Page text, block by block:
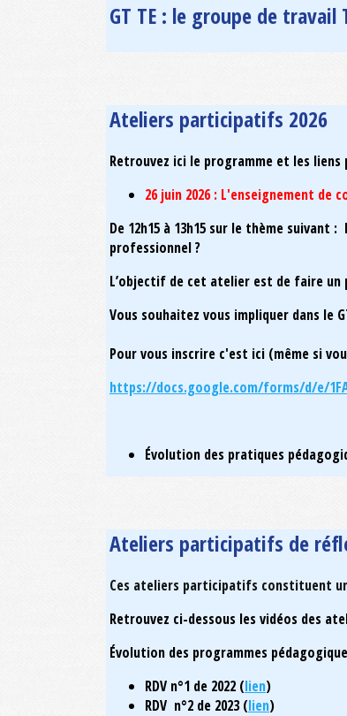
GT TE : le groupe de
Ateliers participatifs 2026
Retrouvez ici le programme et les
26 juin 2026 : L'enseignement
De 12h15 à 13h15 sur le thème
professionnel ?
L’objectif de cet atelier est de faire un
Vous souhaitez vous impliquer dans le
Pour vous inscrire c'est ici (même si
https://docs.google.com/forms/d/e/
Évolution des pratiques
Ateliers participatifs de
Ces ateliers participatifs constituent
Retrouvez ci-dessous les vidéos des
Évolution des programmes
RDV n°1 de 2022 (lien)
RDV n°2 de 2023 (lien)